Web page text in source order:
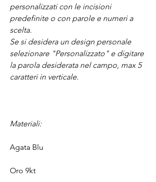
personalizzati con le incisioni
predefinite o con parole e numeri a
scelta.
Se si desidera un design personale
selezionare "Personalizzato" e digitare
la parola desiderata nel campo, max 5
caratteri in verticale.
Materiali:
Agata Blu
Oro 9kt